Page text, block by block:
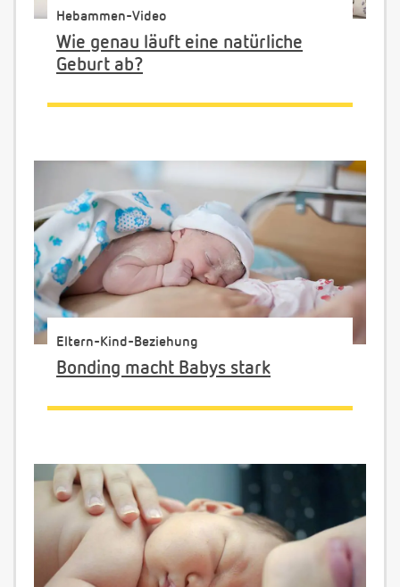
Hebammen-Video
Wie genau läuft eine natürliche
Geburt ab?
Eltern-Kind-Beziehung
Bonding macht Babys stark